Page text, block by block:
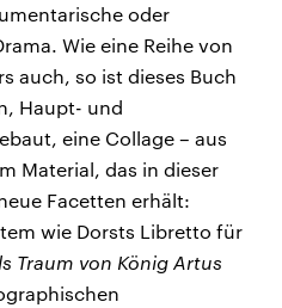
oder
Wie eine Reihe von
auch, so ist dieses Buch
Haupt- und
eine Collage – aus
Material, das in dieser
Facetten erhält:
wie Dorsts Libretto für
Traum von König Artus